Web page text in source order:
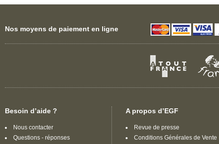
Nos moyens de paiement en ligne
Besoin d’aide ?
Nous contacter
Questions - réponses
A propos d’EGF
Revue de presse
Conditions Générales de Vente